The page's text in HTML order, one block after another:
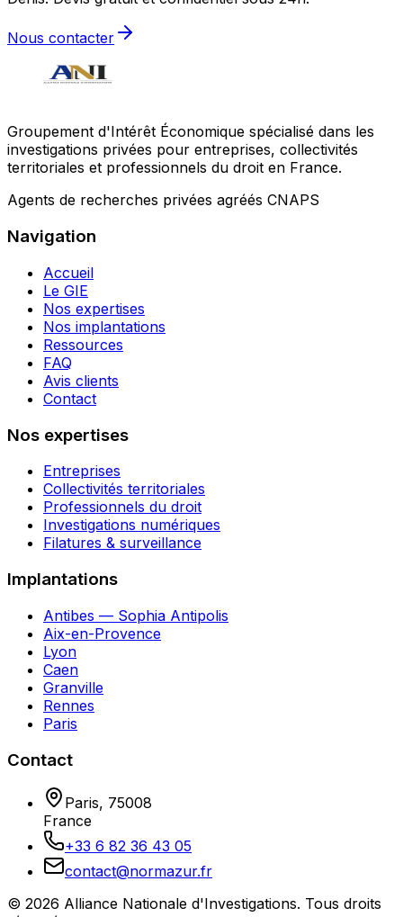
Nous contacter
Groupement d'Intérêt Économique spécialisé dans les
investigations privées pour entreprises, collectivités
territoriales et professionnels du droit en France.
Agents de recherches privées agréés CNAPS
Navigation
Accueil
Le GIE
Nos expertises
Nos implantations
Ressources
FAQ
Avis clients
Contact
Nos expertises
Entreprises
Collectivités territoriales
Professionnels du droit
Investigations numériques
Filatures & surveillance
Implantations
Antibes — Sophia Antipolis
Aix-en-Provence
Lyon
Caen
Granville
Rennes
Paris
Contact
Paris, 75008
France
+33 6 82 36 43 05
contact@normazur.fr
© 2026 Alliance Nationale d'Investigations. Tous droits